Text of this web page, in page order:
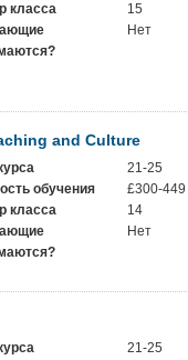
класса
15
Нет
and Culture
21-25
обучения
£300-449
класса
14
Нет
21-25